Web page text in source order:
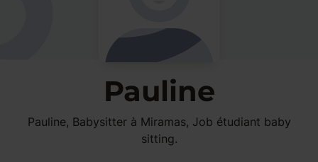
Pauline
Pauline, Babysitter à Miramas, Job étudiant baby
sitting.